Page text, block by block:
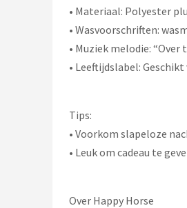
• Materiaal: Polyester
• Wasvoorschriften:
• Muziek melodie: “Over
• Leeftijdslabel:
Tips:
• Voorkom slapeloze
• Leuk om cadeau te
Over Happy Horse